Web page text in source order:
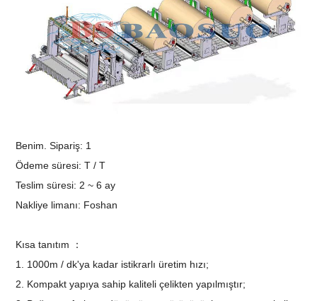
Benim. Sipariş: 1
Ödeme süresi: T / T
Teslim süresi: 2 ~ 6 ay
Nakliye limanı: Foshan
Kısa tanıtım ：
1. 1000m / dk'ya kadar istikrarlı üretim hızı;
2. Kompakt yapıya sahip kaliteli çelikten yapılmıştır;